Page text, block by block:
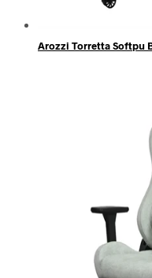
Arozzi Torretta Softpu